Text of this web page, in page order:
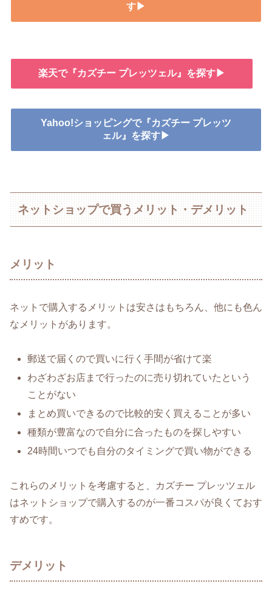
す▶
楽天で『カズチー プレッツェル』を探す▶
Yahoo!ショッピングで『カズチー プレッツ
ェル』を探す▶
ネットショップで買うメリット・デメリット
メリット
ネットで購入するメリットは安さはもちろん、他にも色ん
なメリットがあります。
郵送で届くので買いに行く手間が省けて楽
わざわざお店まで行ったのに売り切れていたという
ことがない
まとめ買いできるので比較的安く買えることが多い
種類が豊富なので自分に合ったものを探しやすい
24時間いつでも自分のタイミングで買い物ができる
これらのメリットを考慮すると、カズチー プレッツェル
はネットショップで購入するのが一番コスパが良くておす
すめです。
デメリット